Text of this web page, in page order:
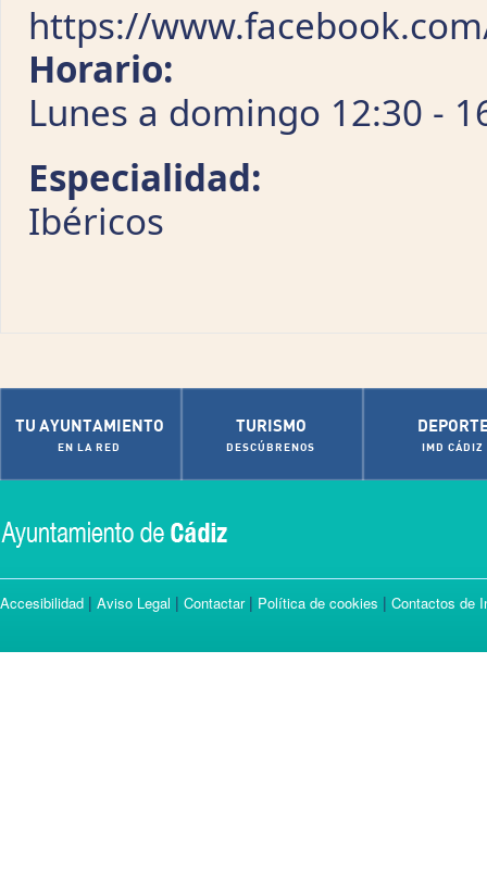
https://
Horario:
Lunes a domingo 12:30 -
Especialidad:
Ibéricos
TU AYUNTAMIENTO
EN LA RED
TURISMO
DESCÚBRENOS IMD CÁDIZ
Accesibilidad | Aviso Legal | Contactar| Política de cookies | Contactos de